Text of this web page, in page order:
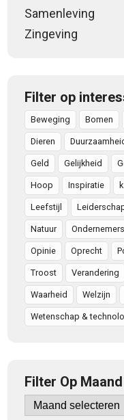
Samenleving
Zingeving
Filter op
Beweging Bomen
Dieren
Geld Gelijkheid
Hoop Inspiratie k
Leefstijl
Natuur
Opinie Oprecht
Troost Verandering
Waarheid Welzijn
Wetenschap &
Filter Op Maand